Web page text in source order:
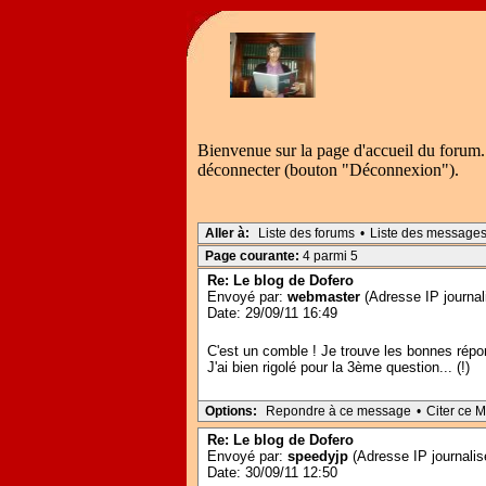
Bienvenue sur la page d'accueil du
déconnecter (bouton "Déconnexion").
Aller à: Liste des forums • Liste des messages
Page courante: 4 parmi 5
Re: Le blog de Dofero
Envoyé par: webmaster (Adresse IP
Date: 29/09/11 16:49
C'est un comble ! Je trouve les bonnes
J'ai bien rigolé pour la 3ème question... (!)
Options: Repondre à ce message • Citer ce
Re: Le blog de Dofero
Envoyé par: speedyjp (Adresse IP
Date: 30/09/11 12:50